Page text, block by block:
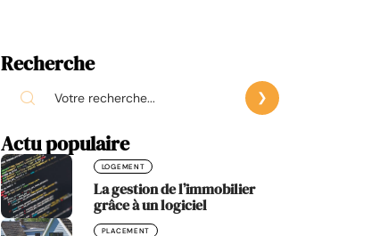
Recherche
Actu populaire
LOGEMENT
La gestion de l’immobilier
grâce à un logiciel
PLACEMENT